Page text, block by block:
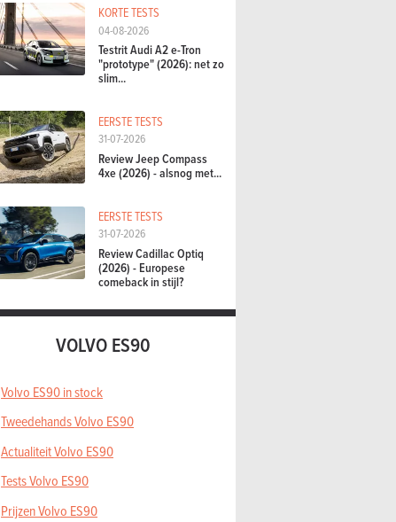
KORTE TESTS
04-08-2026
Testrit Audi A2 e-Tron
"prototype" (2026): net zo
slim...
EERSTE TESTS
31-07-2026
Review Jeep Compass
4xe (2026) - alsnog met...
EERSTE TESTS
31-07-2026
Review Cadillac Optiq
(2026) - Europese
comeback in stijl?
VOLVO ES90
Volvo ES90 in stock
Tweedehands Volvo ES90
Actualiteit Volvo ES90
Tests Volvo ES90
Prijzen Volvo ES90